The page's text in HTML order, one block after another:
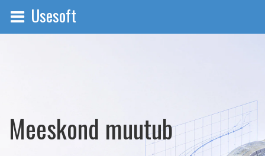
Usesoft
Meeskond muutub